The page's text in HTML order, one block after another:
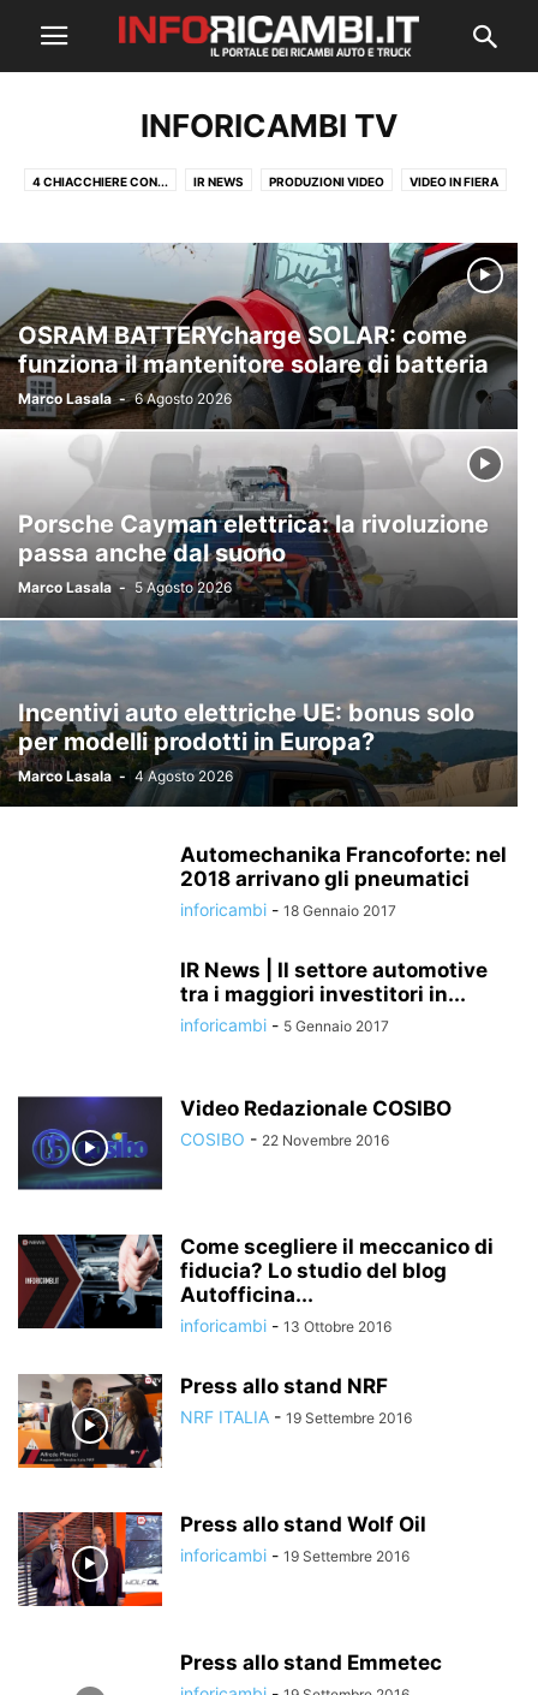
INFORICAMBI TV
4 CHIACCHIERE CON... IR NEWS PRODUZIONI VIDEO VIDEO IN FIERA
OSRAM BATTERYcharge SOLAR: come
funziona il mantenitore solare di batteria
Marco Lasala - 6 Agosto 2026
Porsche Cayman elettrica: la rivoluzione
passa anche dal suono
Marco Lasala - 5 Agosto 2026
Incentivi auto elettriche UE: bonus solo
per modelli prodotti in Europa?
Marco Lasala - 4 Agosto 2026
Automechanika Francoforte: nel
2018 arrivano gli pneumatici
inforicambi - 18 Gennaio 2017
IR News | Il settore automotive
tra i maggiori investitori in...
inforicambi - 5 Gennaio 2017
Video Redazionale COSIBO
COSIBO - 22 Novembre 2016
Come scegliere il meccanico di
fiducia? Lo studio del blog
Autofficina...
inforicambi - 13 Ottobre 2016
Press allo stand NRF
NRF ITALIA - 19 Settembre 2016
Press allo stand Wolf Oil
inforicambi - 19 Settembre 2016
Press allo stand Emmetec